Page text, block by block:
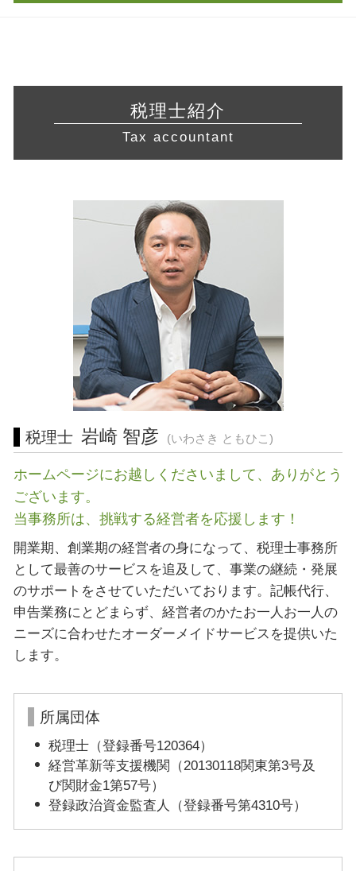
電子 定款 代行
補助金 助成金 違い
還付申告 期限
税務調査 事前通知
確定申告 申告漏れ
sbir とは
財務 分析
経営 計画 作り方
創業計画書 書き方
資本 提携
早期 経営改善 計画
許認可 とは
許認可 申請
許認可 必要な業種
飲食店 開業 流れ
会社設立 藤沢市 相談
会社設立 岐阜県 税理士
会社設立 岐阜県 相談
起業支援 東京都 税理士 相談
起業支援 三重県 税理士
経営相談 神奈川県 税理士 相談
営業 許認可 申請 岐阜県 税理士
営業 許認可 申請 藤沢市 相談
経営相談 相模原市 税理士 相談
会社設立 静岡県 税理士 相談
許認可 東海地方 税理士 相談
税務相談 横浜市 税理士
経営相談 川崎市 税理士
会社設立 静岡県 税理士
営業 許認可 申請 相模原市 税理士
税理士紹介
Tax accountant
税理士 岩崎 智彦 (いわさき ともひこ)
ホームページにお越しくださいまして、ありがとう
ございます。
当事務所は、挑戦する経営者を応援します！
開業期、創業期の経営者の身になって、税理士事務所
として最善のサービスを追及して、事業の継続・発展
のサポートをさせていただいております。記帳代行、
申告業務にとどまらず、経営者のかたお一人お一人の
ニーズに合わせたオーダーメイドサービスを提供いた
します。
所属団体
税理士（登録番号120364）
経営革新等支援機関（20130118関東第3号及
び関財金1第57号）
登録政治資金監査人（登録番号第4310号）